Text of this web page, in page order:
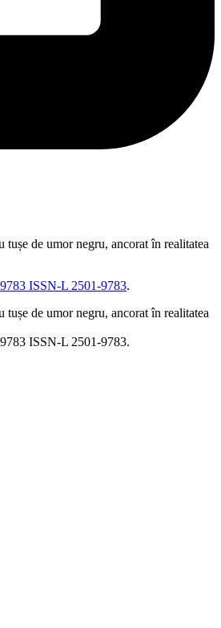
de umor negru, ancorat în realitatea
ISSN-L 2501-9783.
de umor negru, ancorat în realitatea
ISSN-L 2501-9783.